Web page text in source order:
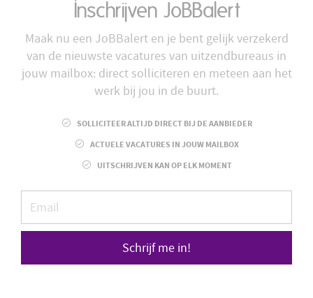
Inschrijven JoBBalert
Maak nu een JoBBalert en je bent gelijk verzekerd
van de nieuwste vacatures van uitzendbureaus in
jouw mailbox: direct solliciteren en meteen aan het
werk bij jou in de buurt.
SOLLICITEER ALTIJD DIRECT BIJ DE AANBIEDER
ACTUELE VACATURES IN JOUW MAILBOX
UITSCHRIJVEN KAN OP ELK MOMENT
Schrijf me in!